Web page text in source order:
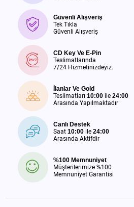
Güvenli Alışveriş
Tek Tıkla
Güvenli Alışveriş
CD Key Ve E-Pin
Teslimatlarında
7/24 Hizmetinizdeyiz.
İlanlar Ve Gold
Teslimatları 10:00 ile 24:00
Arasında Yapılmaktadır
Canlı Destek
Saat 10:00 ile 24:00
Arasında Aktifdir
%100 Memnuniyet
Müşterilerimize %100
Memnuniyet Garantisi